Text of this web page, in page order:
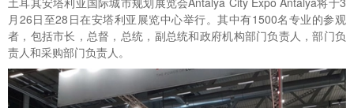
月26日至28日在安塔利亚展览中心举行。其中有1500名专业的参观
者，包括市长，总督，总统，副总统和政府机构部门负责人，部门负
责人和采购部门负责人。